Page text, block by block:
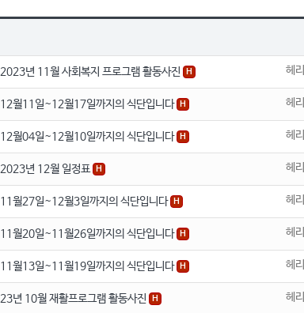
2023년 11월 사회복지 프로그램 활동사진 H 헤
12월11일~12월17일까지의 식단입니다 H 헤
12월04일~12월10일까지의 식단입니다 H 헤
2023년 12월 일정표 H 헤
11월27일~12월3일까지의 식단입니다 H 헤
11월20일~11월26일까지의 식단입니다 H 헤
11월13일~11월19일까지의 식단입니다 H 헤
23년 10월 재활프로그램 활동사진 H 헤